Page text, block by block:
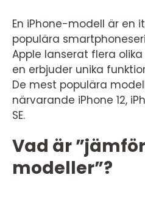
En iPhone-modell är en
populära
Apple lanserat flera
en erbjuder unika
De mest populära
närvarande iPhone 12,
SE.
Vad är
modeller”?